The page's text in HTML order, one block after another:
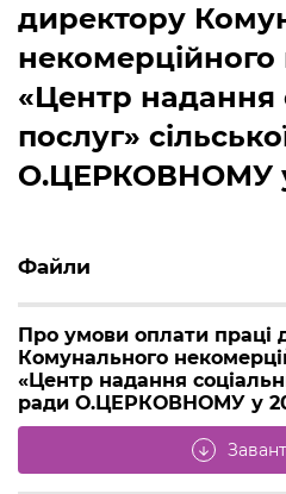
директору
некомерційного
«Центр надання
послуг»
О.ЦЕРКОВНОМУ у
Файли
Про умови оплати праці
Комунального
«Центр надання
ради О.ЦЕРКОВНОМУ у
arrow_downward